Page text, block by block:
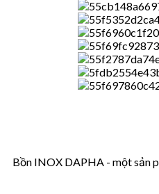
Bồn INOX DAPHA - một sản